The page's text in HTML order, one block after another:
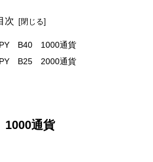
次
B40 1000通貨
B25 2000通貨
通貨